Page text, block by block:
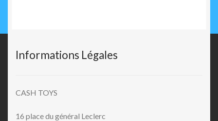
Informations Légales
CASH TOYS
16 place du général Leclerc